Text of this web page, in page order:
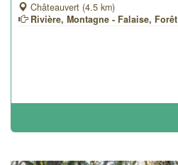
Châteauvert (4.5 km)
Rivière, Montagne - Falaise, Forêt